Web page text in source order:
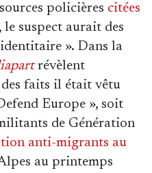
policières citées
, le suspect aurait des
». Dans la
révèlent
faits il était vêtu
Europe », soit
de Génération
anti-migrants au
au printemps